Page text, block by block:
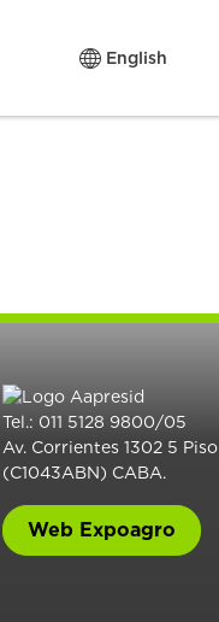
English
Tel.: 011 5128 9800/05
Av. Corrientes 1302 5 Piso
(C1043ABN) CABA.
Web Expoagro